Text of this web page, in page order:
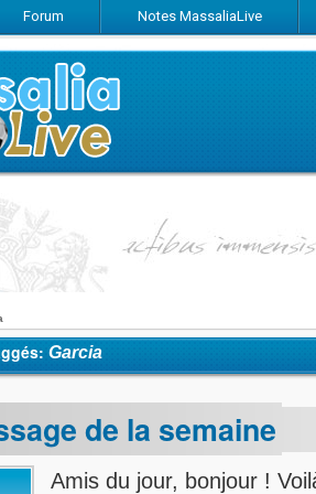
Forum Notes MassaliaLive
Suivez-nous sur Facebook
Suivez-nous sur Twitter
Abonnez-
Garcia
de la semaine
Amis du jour, bonjour !